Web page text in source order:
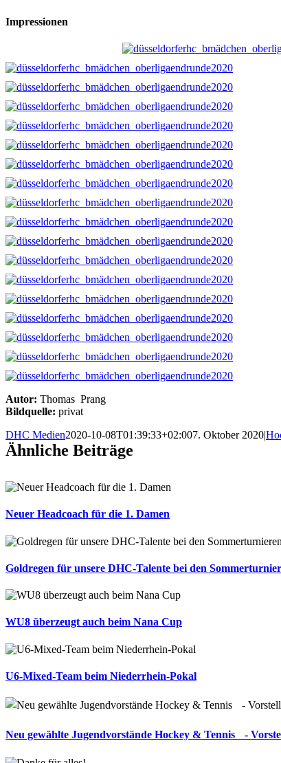
Impressionen
Autor: Thomas Prang
Bildquelle: privat
DHC Medien2020-10-08T01:39:33+02:007. Oktober 2020|
Ähnliche Beiträge
Neuer Headcoach für die 1. Damen
Goldregen für unsere DHC-Talente bei den
WU8 überzeugt auch beim Nana Cup
U6-Mixed-Team beim Niederrhein-Pokal
Neu gewählte Jugendvorstände Hockey & Tennis -